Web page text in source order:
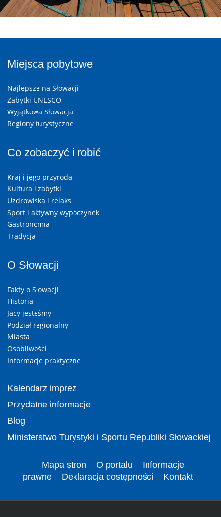
Miejsca pobytowe
Najlepsze na Słowacji
Zabytki UNESCO
Wyjątkowa Słowacja
Regiony turystyczne
Co zobaczyć i robić
Kraj i jego przyroda
Kultura i zabytki
Uzdrowiska i relaks
Sport i aktywny wypoczynek
Gastronomia
Tradycja
O Słowacji
Fakty o Słowacji
Historia
Jacy jesteśmy
Podział regionalny
Miasta
Osobliwości
Informacje praktyczne
Kalendarz imprez
Przydatne informacje
Blog
Ministerstwo Turystyki i Sportu Republiki Słowackiej
Mapa stron O portalu
Informacje
prawne
Deklaracja dostępności Kontakt